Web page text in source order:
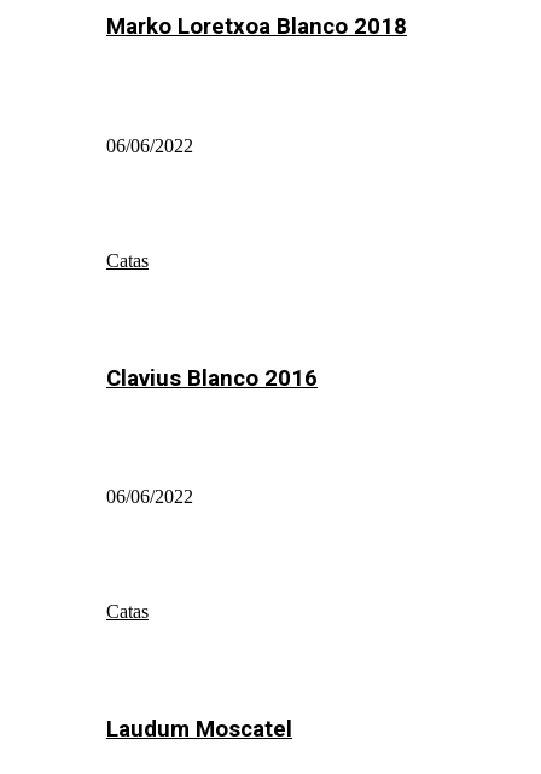
Marko Loretxoa Blanco 2018
06/06/2022
Catas
Clavius Blanco 2016
06/06/2022
Catas
Laudum Moscatel